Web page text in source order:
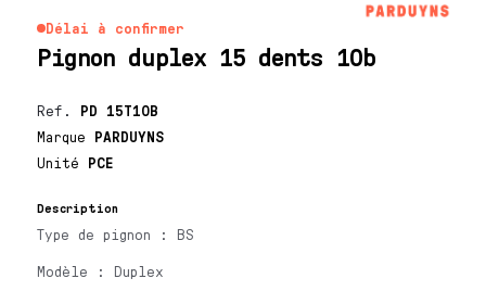
Délai à confirmer
Pignon duplex 15 dents 10b
Ref. PD 15T10B
Marque PARDUYNS
Unité PCE
Description
Type de pignon : BS
Modèle : Duplex